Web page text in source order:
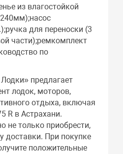
из влагостойкой
для переноски (3
части);ремкомплект
по
предлагает
лодок, моторов,
отдыха, включая
R в Астрахани.
не только приобрести,
доставки. При покупке
положительные